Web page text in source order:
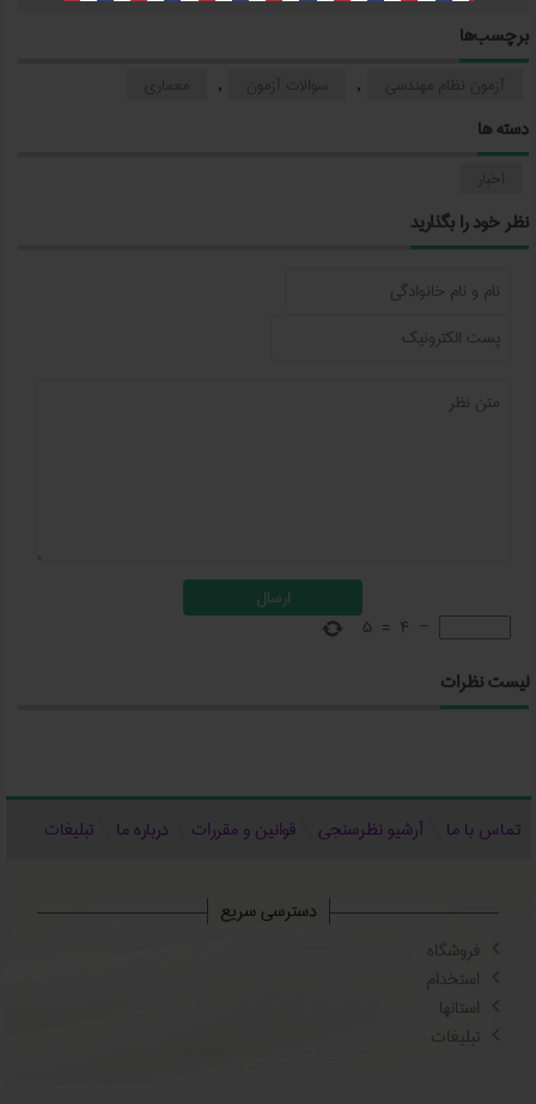
برچسب‌ها
,
,
دسته ها
نظر خود را بگذارید
−
4
=
5
لیست نظرات
تماس با ما آرشیو نظرسنجی قوانین و مقررات درباره ما تبلیغات
دسترسی سریع
فروشگاه
استخدام
استانها
تبلیغات